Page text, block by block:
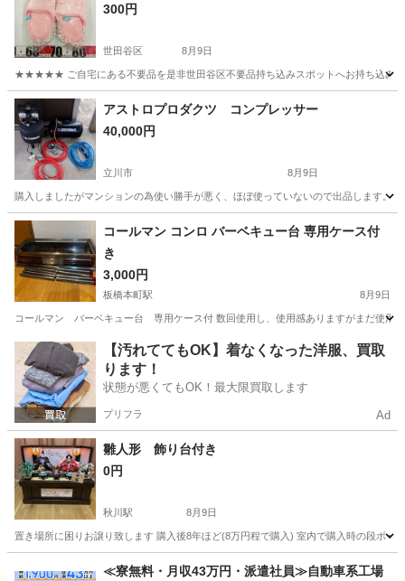
300円
世田谷区 8月9日
★★★★★ ご自宅にある不要品を是非世田谷区不要品持ち込みスポットへお持ち込みし
東京 世田谷区 その他 スポット
アストロプロダクツ コンプレッサー
40,000円
立川市 8月9日
購入しましたがマンションの為使い勝手が悪く、ほぼ使っていないので出品します。
東京 立川市 コンプレッサー
コールマン コンロ バーベキュー台 専用ケース付
き
3,000円
板橋本町駅 8月9日
コールマン バーベキュー台 専用ケース付 数回使用し、使用感ありますがまだ使用
東京 北区 板橋本町駅 その他
【汚れててもOK】着なくなった洋服、買取
ります！
状態が悪くてもOK！最大限買取します
プリフラ Ad
雛人形 飾り台付き
0円
秋川駅 8月9日
置き場所に困りお譲り致します 購入後8年ほど(8万円程で購入) 室内で購入時の段ボ
秋川駅 その他
≪寮無料・月収43万円・派遣社員≫自動車系工場